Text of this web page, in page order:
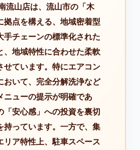
流山店は、流山市の「木
拠点を構える、地域密着型
手チェーンの標準化された
、地域特性に合わせた柔軟
せています。特にエアコン
おいて、完全分解洗浄など
ニューの提示が明確であ
「安心感」への投資を裏切
持っています。一方で、集
リア特性上、駐車スペース